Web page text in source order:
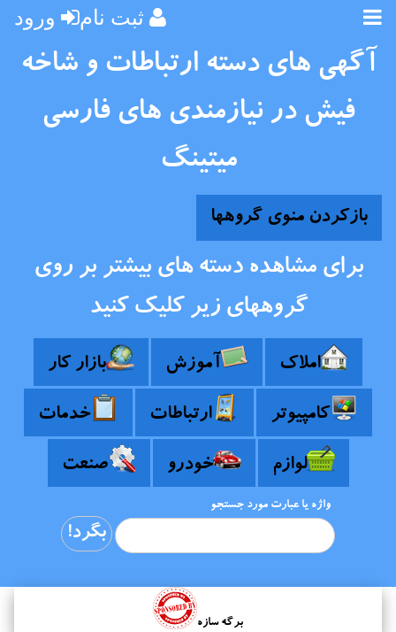
ورود ثبت نام
آگهی های دسته ارتباطات و شاخه
فیش در نیازمندی های فارسی
میتینگ
بازکردن منوی گروهها
برای مشاهده دسته های بیشتر بر روی
گروههای زیر کلیک کنید
املاک آموزش بازار کار
کامپیوتر ارتباطات خدمات
لوازم خودرو صنعت
واژه یا عبارت مورد جستجو
برگه سازه